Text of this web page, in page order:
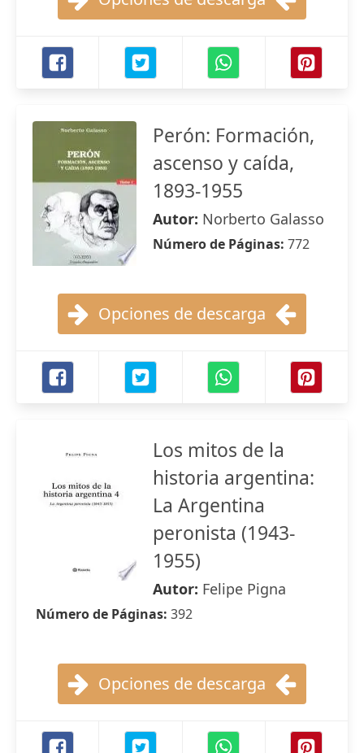
Perón: Formación,
ascenso y caída,
1893-1955
Autor: Norberto Galasso
Número de Páginas: 772
Opciones de descarga
Los mitos de la
historia argentina:
La Argentina
peronista (1943-
1955)
Autor: Felipe Pigna
Número de Páginas: 392
Opciones de descarga